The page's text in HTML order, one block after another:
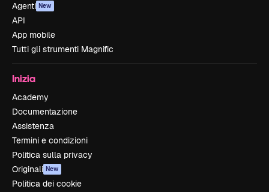
Agenti New
API
App mobile
Tutti gli strumenti Magnific
Inizia
Academy
Documentazione
Assistenza
Termini e condizioni
Politica sulla privacy
Originali New
Politica dei cookie